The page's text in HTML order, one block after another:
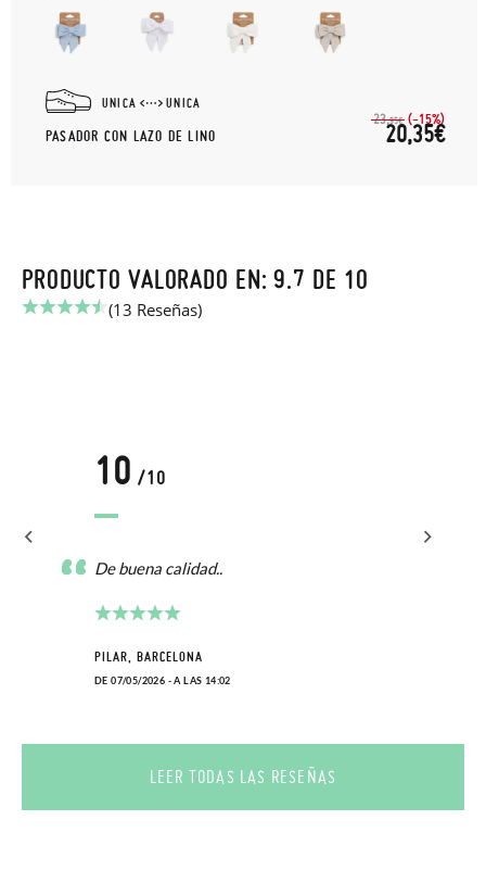
UNICA UNICA
PASADOR CON LAZO DE LINO
23,95€ (-15%)
20,35€
PRODUCTO VALORADO EN: 9.7 DE 10
(13 Reseñas)
10 /10
De buena calidad..
PILAR, BARCELONA
DE 07/05/2026 - A LAS 14:02
LEER TODAS LAS RESEÑAS